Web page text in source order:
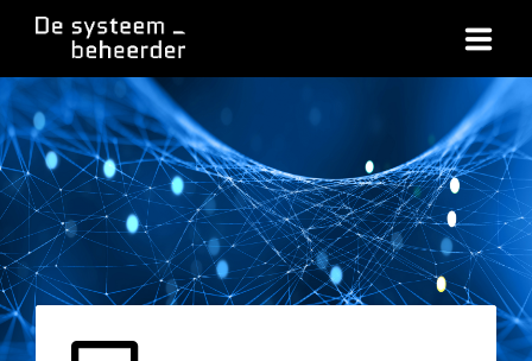
HOME
WIE ZIJN WIJ
DIENSTEN
TARIEVEN